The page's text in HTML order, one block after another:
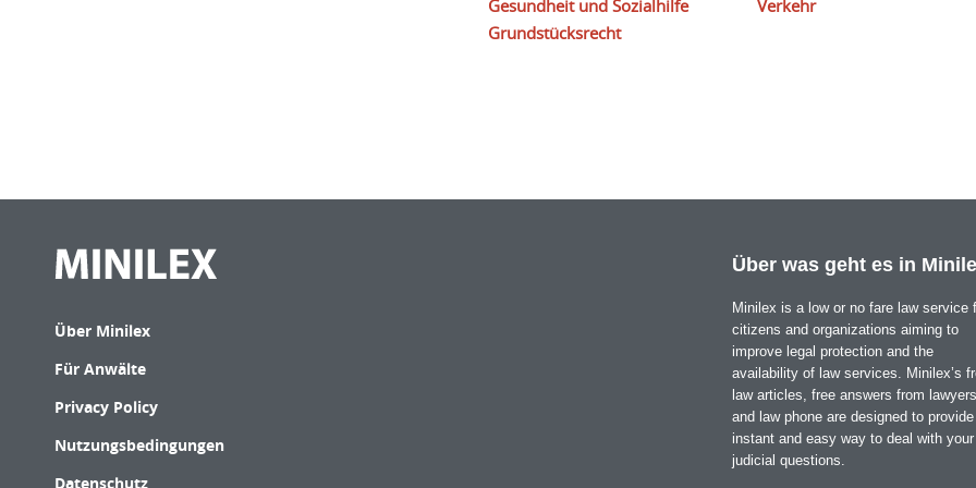
Gesundheit und Sozialhilfe
Grundstücksrecht
Verkehr
Über Minilex
Für Anwälte
Privacy Policy
Nutzungsbedingungen
Datenschutz
Über was geht es in
Minilex is a low or no fare law service
citizens and organizations aiming to
improve legal protection and the
availability of law services. Minilex’s
law articles, free answers from lawyers
and law phone are designed to
instant and easy way to deal with your
judicial questions.